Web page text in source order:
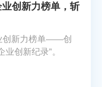
创新力榜单，斩
创新力榜单——创
创新纪录”。